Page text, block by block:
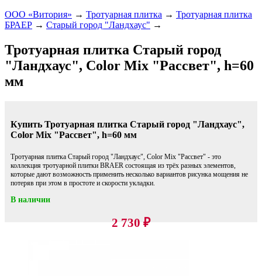
ООО «Витория» → Тротуарная плитка → Тротуарная плитка
БРАЕР → Старый город "Ландхаус" →
Тротуарная плитка Старый город
"Ландхаус", Color Mix "Рассвет", h=60
мм
Купить Тротуарная плитка Старый город "Ландхаус",
Color Mix "Рассвет", h=60 мм
Тротуарная плитка Старый город "Ландхаус", Color Mix "Рассвет" - это
коллекция тротуарной плитки BRAER состоящая из трёх разных элементов,
которые дают возможность применить несколько вариантов рисунка мощения не
потеряв при этом в простоте и скорости укладки.
В наличии
2 730 ₽